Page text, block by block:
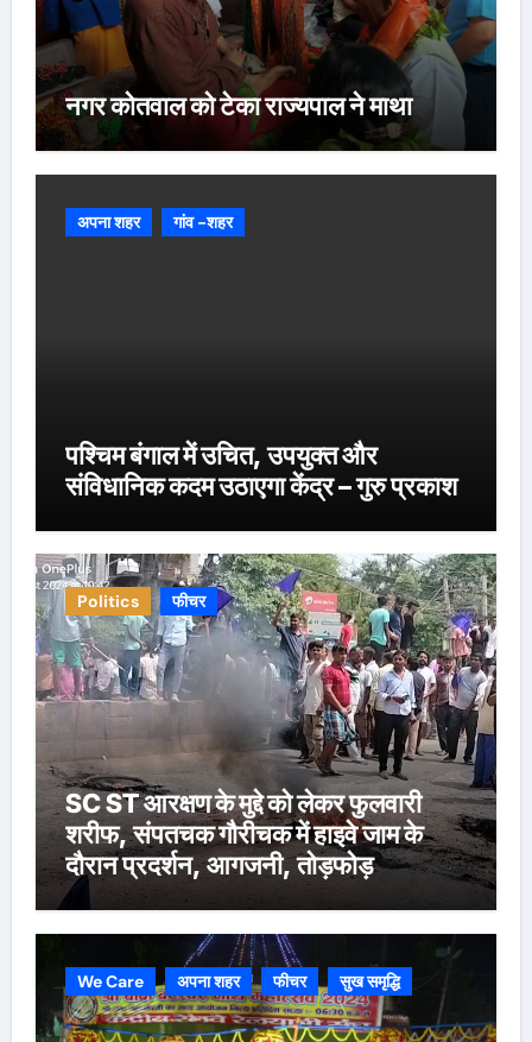
नगर कोतवाल को टेका राज्यपाल ने माथा
अपना शहर गांव -शहर
पश्चिम बंगाल में उचित, उपयुक्त और
संविधानिक कदम उठाएगा केंद्र – गुरु प्रकाश
Politics फीचर
SC ST आरक्षण के मुद्दे को लेकर फुलवारी
शरीफ, संपतचक गौरीचक में हाइवे जाम के
दौरान प्रदर्शन, आगजनी, तोड़फोड़
We Care अपना शहर फीचर सुख समृद्धि